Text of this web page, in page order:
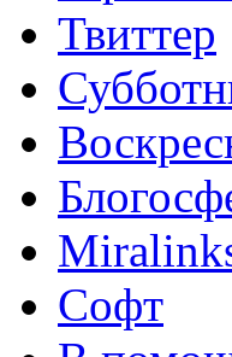
Твиттер
Софт